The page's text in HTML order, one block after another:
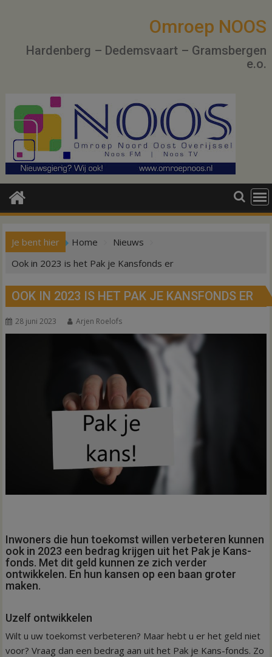
Omroep NOOS
Hardenberg – Dedemsvaart – Gramsbergen
e.o.
Je bent hier Home
Nieuws
Ook in 2023 is het Pak je Kansfonds er
OOK IN 2023 IS HET PAK JE KANSFONDS ER
28 juni 2023 Arjen Roelofs
Inwoners die hun toekomst willen verbeteren kunnen
ook in 2023 een bedrag krijgen uit het Pak je Kans-
fonds. Met dit geld kunnen ze zich verder
ontwikkelen. En hun kansen op een baan groter
maken.
Uzelf ontwikkelen
Wilt u uw toekomst verbeteren? Maar hebt u er het geld niet
voor? Vraag dan een bedrag aan uit het Pak je Kans-fonds. Zo